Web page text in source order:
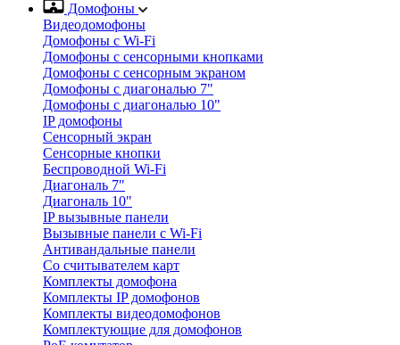
Домофоны
Видеодомофоны
Домофоны с Wi-Fi
Домофоны с сенсорными кнопками
Домофоны с сенсорным экраном
Домофоны с диагональю 7"
Домофоны с диагональю 10"
IP домофоны
Сенсорный экран
Сенсорные кнопки
Беспроводной Wi-Fi
Диагональ 7"
Диагональ 10"
IP вызывные панели
Вызывные панели с Wi-Fi
Антивандальные панели
Со считывателем карт
Комплекты домофона
Комплекты IP домофонов
Комплекты видеодомофонов
Комплектующие для домофонов